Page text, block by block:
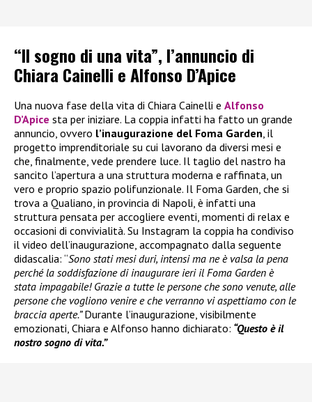
“Il sogno di una vita”, l’annuncio di
Chiara Cainelli e Alfonso D’Apice
Una nuova fase della vita di Chiara Cainelli e Alfonso
D’Apice sta per iniziare. La coppia infatti ha fatto un grande
annuncio, ovvero l’inaugurazione del Foma Garden , il
progetto imprenditoriale su cui lavorano da diversi mesi e
che, finalmente, vede prendere luce. Il taglio del nastro ha
sancito l’apertura a una struttura moderna e raffinata, un
vero e proprio spazio polifunzionale. Il Foma Garden, che si
trova a Qualiano, in provincia di Napoli, è infatti una
struttura pensata per accogliere eventi, momenti di relax e
occasioni di convivialità. Su Instagram la coppia ha condiviso
il video dell’inaugurazione, accompagnato dalla seguente
didascalia: “Sono stati mesi duri, intensi ma ne è valsa la pena
perché la soddisfazione di inaugurare ieri il Foma Garden è
stata impagabile! Grazie a tutte le persone che sono venute, alle
persone che vogliono venire e che verranno vi aspettiamo con le
braccia aperte.”Durante l’inaugurazione, visibilmente
emozionati, Chiara e Alfonso hanno dichiarato: “Questo è il
nostro sogno di vita.”